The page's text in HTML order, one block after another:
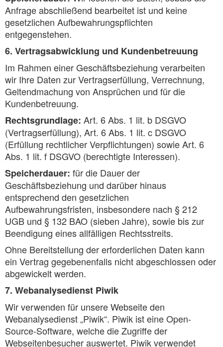
Anfrage abschließend bearbeitet ist und keine
gesetzlichen Aufbewahrungspflichten
entgegenstehen.
6. Vertragsabwicklung und Kundenbetreuung
Im Rahmen einer Geschäftsbeziehung verarbeiten
wir Ihre Daten zur Vertragserfüllung, Verrechnung,
Geltendmachung von Ansprüchen und für die
Kundenbetreuung.
Rechtsgrundlage: Art. 6 Abs. 1 lit. b DSGVO
(Vertragserfüllung), Art. 6 Abs. 1 lit. c DSGVO
(Erfüllung rechtlicher Verpflichtungen) sowie Art. 6
Abs. 1 lit. f DSGVO (berechtigte Interessen).
Speicherdauer: für die Dauer der
Geschäftsbeziehung und darüber hinaus
entsprechend den gesetzlichen
Aufbewahrungsfristen, insbesondere nach § 212
UGB und § 132 BAO (sieben Jahre), sowie bis zur
Beendigung eines allfälligen Rechtsstreits.
Ohne Bereitstellung der erforderlichen Daten kann
ein Vertrag gegebenenfalls nicht abgeschlossen oder
abgewickelt werden.
7. Webanalysedienst Piwik
Wir verwenden für unsere Webseite den
Webanalysedienst „Piwik“. Piwik ist eine Open-
Source-Software, welche die Zugriffe der
Webseitenbesucher auswertet. Piwik verwendet